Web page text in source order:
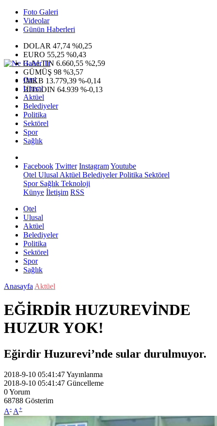
Foto Galeri
Videolar
Günün Haberleri
DOLAR 47,74 %0,25
EURO 55,25 %0,43
G.ALTIN 6.660,55 %2,59
GÜMÜŞ 98 %3,57
IMKB 13.779,39 %-0,14
BITCOIN 64.939 %-0,13
Otel
Ulusal
Aktüel
Belediyeler
Politika
Sektörel
Spor
Sağlık
Facebook Twitter InstagramYoutube
Otel Ulusal Aktüel BelediyelerPolitika Sektörel
SporSağlık Teknoloji
Künye İletişim RSS
Otel
Ulusal
Aktüel
Belediyeler
Politika
Sektörel
Spor
Sağlık
Anasayfa Aktüel
EĞİRDİR HUZUREVİNDE
HUZUR YOK!
Eğirdir Huzurevi’nde sular durulmuyor.
2018-9-10 05:41:47Yayınlanma
2018-9-10 05:41:47 Güncelleme
0Yorum
68788 Gösterim
A- A+